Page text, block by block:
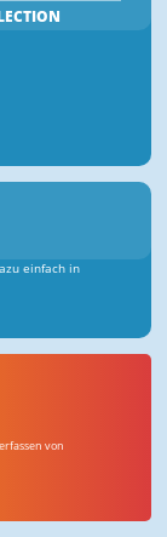
einfach in
von